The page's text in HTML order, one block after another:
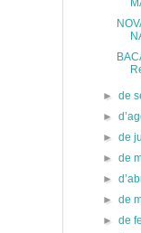
►de
►
►de
►de
►
►de
►de